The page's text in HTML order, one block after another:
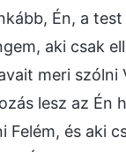
Én, a
aki csak
meri
lesz az Én
Felém, és aki